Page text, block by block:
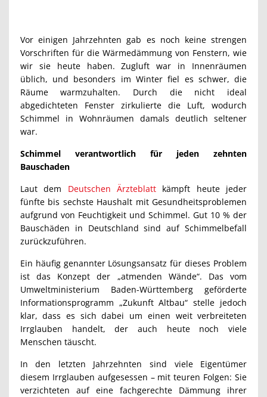
Vor einigen Jahrzehnten gab es noch keine strengen
Vorschriften für die Wärmedämmung von Fenstern, wie
wir sie heute haben. Zugluft war in Innenräumen
üblich, und besonders im Winter fiel es schwer, die
Räume warmzuhalten. Durch die nicht ideal
abgedichteten Fenster zirkulierte die Luft, wodurch
Schimmel in Wohnräumen damals deutlich seltener
war.
Schimmel verantwortlich für jeden zehnten
Bauschaden
Laut dem Deutschen Ärzteblatt kämpft heute jeder
fünfte bis sechste Haushalt mit Gesundheitsproblemen
aufgrund von Feuchtigkeit und Schimmel. Gut 10 % der
Bauschäden in Deutschland sind auf Schimmelbefall
zurückzuführen.
Ein häufig genannter Lösungsansatz für dieses Problem
ist das Konzept der „atmenden Wände“. Das vom
Umweltministerium Baden-Württemberg geförderte
Informationsprogramm „Zukunft Altbau“ stelle jedoch
klar, dass es sich dabei um einen weit verbreiteten
Irrglauben handelt, der auch heute noch viele
Menschen täuscht.
In den letzten Jahrzehnten sind viele Eigentümer
diesem Irrglauben aufgesessen – mit teuren Folgen: Sie
verzichteten auf eine fachgerechte Dämmung ihrer